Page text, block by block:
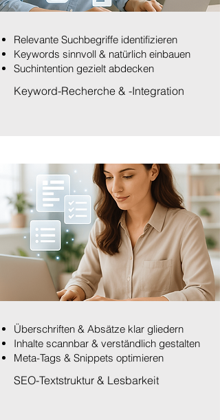
Relevante Suchbegriffe identifizieren
Keywords sinnvoll & natürlich einbauen
Suchintention gezielt abdecken
Keyword-Recherche & -Integration
Überschriften & Absätze klar gliedern
Inhalte scannbar & verständlich gestalten
Meta-Tags & Snippets optimieren
SEO-Textstruktur & Lesbarkeit